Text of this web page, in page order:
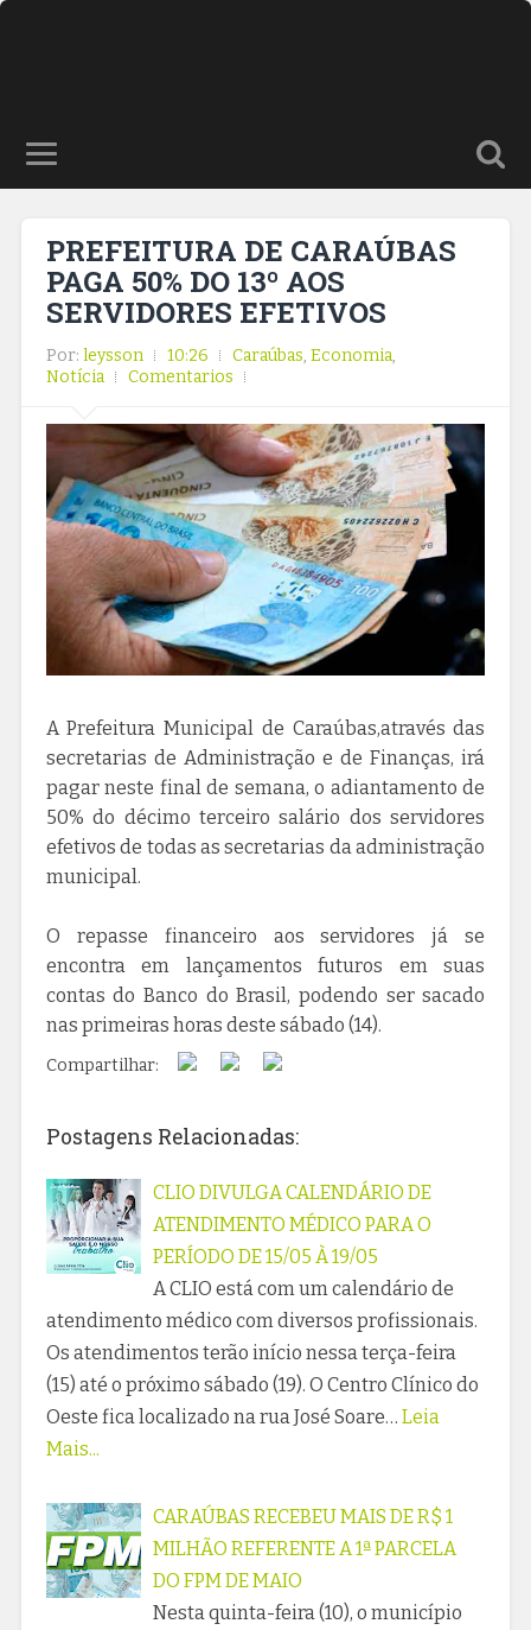
PREFEITURA DE CARAÚBAS
PAGA 50% DO 13º AOS
SERVIDORES EFETIVOS
Por: leysson 10:26 Caraúbas, Economia,
Notícia
Comentarios
A Prefeitura Municipal de Caraúbas,através das
secretarias de Administração e de Finanças, irá
pagar neste final de semana, o adiantamento de
50% do décimo terceiro salário dos servidores
efetivos de todas as secretarias da administração
municipal.
O repasse financeiro aos servidores já se
encontra em lançamentos futuros em suas
contas do Banco do Brasil, podendo ser sacado
nas primeiras horas deste sábado (14).
Compartilhar:
Postagens Relacionadas:
CLIO DIVULGA CALENDÁRIO DE
ATENDIMENTO MÉDICO PARA O
PERÍODO DE 15/05 À 19/05
A CLIO está com um calendário de
atendimento médico com diversos profissionais.
Os atendimentos terão início nessa terça-feira
(15) até o próximo sábado (19). O Centro Clínico do
Oeste fica localizado na rua José Soare… Leia
Mais...
CARAÚBAS RECEBEU MAIS DE R$ 1
MILHÃO REFERENTE A 1ª PARCELA
DO FPM DE MAIO
Nesta quinta-feira (10), o município